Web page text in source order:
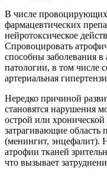
В числе провоцирующих
фармацевтических
нейротоксическое
Спровоцировать
способны заболевания в
патологии, в том числе
артериальная
Нередко причиной
становятся нарушения
острой или
затрагивающие
(менингит, энцефалит).
атрофии тканей
что вызывает